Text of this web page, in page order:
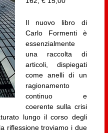
Il nuovo libro di
Carlo Formenti è
essenzialmente
una raccolta di
articoli, dispiegati
come anelli di un
ragionamento
continuo e
coerente sulla crisi
lungo il corso degli
riflessione troviamo i due